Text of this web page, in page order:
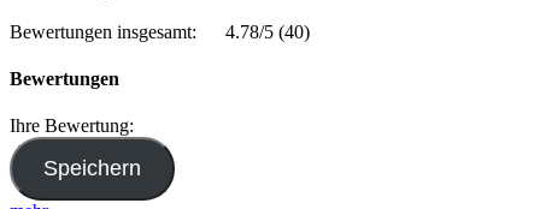
Bewertungen insgesamt: 4.78/5 (40)
Bewertungen
Ihre Bewertung: